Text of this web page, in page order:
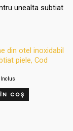
din otel inoxidabil
piele, Cod
COȘ